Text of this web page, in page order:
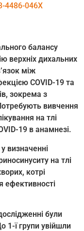
4486-046X
балансу
верхніх дихальних
між
COVID-19 та
зокрема з
вивчення
на тлі
19 в анамнезі.
визначенні
на тлі
котрі
ефективності
були
1-ї групи увійшли